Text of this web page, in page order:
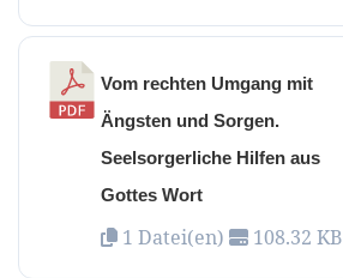
Vom rechten Umgang mit
Ängsten und Sorgen.
Seelsorgerliche Hilfen aus
Gottes Wort
1 Datei(en) 108.32 KB